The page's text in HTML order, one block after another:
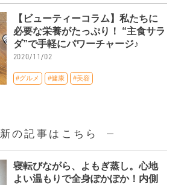
【ビューティーコラム】私たちに
必要な栄養がたっぷり！ “主食サラ
ダ”で手軽にパワーチャージ♪
2020/11/02
#グルメ #健康 #美容
の記事はこちら
寝転びながら、よもぎ蒸し。心地
よい温もりで全身ぽかぽか！内側